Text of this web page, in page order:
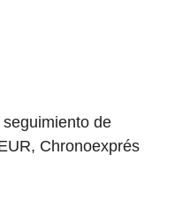
de
Chronoexprés